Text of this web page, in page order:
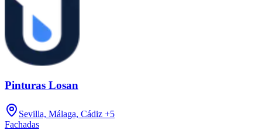
Pinturas Losan
Sevilla, Málaga, Cádiz +5
Fachadas